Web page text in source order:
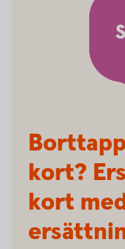
kort?
kort